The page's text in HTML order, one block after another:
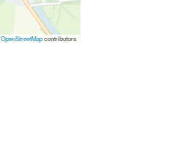
OpenStreetMapcontributors